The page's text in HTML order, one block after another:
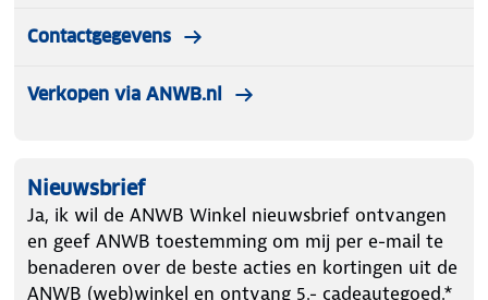
Contactgegevens
Verkopen via ANWB.nl
Nieuwsbrief
Ja, ik wil de ANWB Winkel nieuwsbrief ontvangen
en geef ANWB toestemming om mij per e-mail te
benaderen over de beste acties en kortingen uit de
ANWB (web)winkel en ontvang 5.- cadeautegoed.*